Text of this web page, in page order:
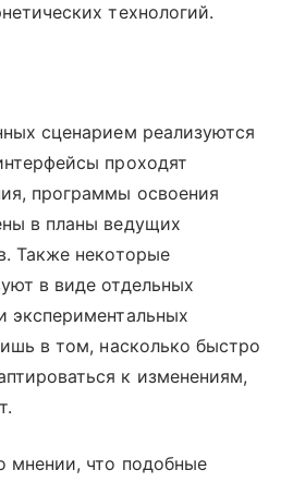
технологий.
сценарием реализуются
проходят
программы освоения
в планы ведущих
Также некоторые
в виде отдельных
экспериментальных
в том, насколько быстро
к изменениям,
мнении, что подобные